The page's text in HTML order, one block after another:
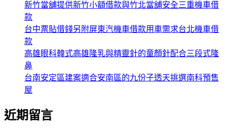
新竹當舖提供新竹小額借款與竹北當舖安全三重機車借
款
台中票貼借錢另附屏東汽機車借款用車需求台北機車借
款
高雄眼科韓式高雄隆乳與精靈針的童顏針配合三段式隆
鼻
台南安定區建案適合安南區的九份子透天挑選南科預售
屋
近期留言